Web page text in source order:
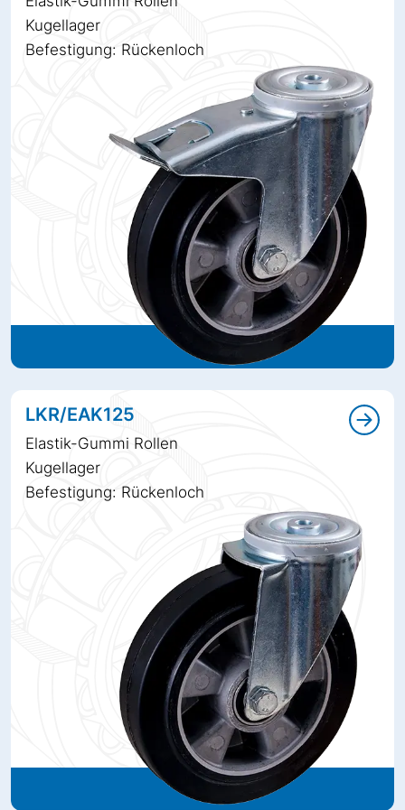
Kugellager
Befestigung: Rückenloch
LKR/EAK125
Elastik-Gummi Rollen
Kugellager
Befestigung: Rückenloch